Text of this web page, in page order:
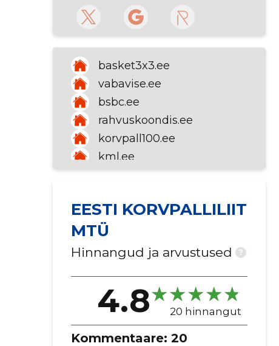
basket3x3.ee
vabavise.ee
bsbc.ee
rahvuskoondis.ee
korvpall100.ee
kml.ee
tuletrenni.ee
ajakiribasketball.ee
EESTI KORVPALLILIIT
MTÜ
Hinnangud ja arvustused ?
4.8 20 hinnangut
Kommentaare: 20